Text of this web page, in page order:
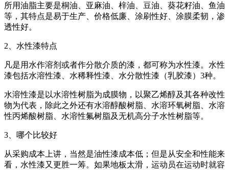
所用油脂主要是桐油、亚麻油、梓油、豆油、葵花籽油、鱼油
等，其特点是易于生产、价格低廉、涂刷性好、涂膜柔韧，渗
透性好。
2、水性漆特点
凡是用水作溶剂或者作分散介质的漆，都可称为水性漆。水性
漆包括水溶性漆、水稀释性漆、水分散性漆（乳胶漆）3种。
水溶性漆是以水溶性树脂为成膜物，以聚乙烯醇及其各种改性
物为代表，除此之外还有水溶醇酸树脂、水溶环氧树脂、水溶
性丙烯酸树脂、水溶性氟树脂及无机高分子水性树脂等。
3、哪个比较好
从采购成本上讲，当然是油性漆成本低；但是从安全和性能来
看，水性漆又更胜一筹。如果地板太滑，运动员在运动时就容